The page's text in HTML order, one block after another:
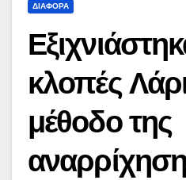
ΔΙΆΦΟΡΑ
κλοπές
μέθοδο της